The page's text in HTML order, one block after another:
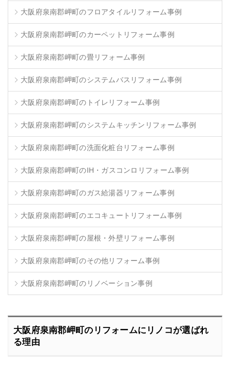
大阪府泉南郡岬町のフロアタイルリフォーム事例
大阪府泉南郡岬町のカーペットリフォーム事例
大阪府泉南郡岬町の畳リフォーム事例
大阪府泉南郡岬町のシステムバスリフォーム事例
大阪府泉南郡岬町のトイレリフォーム事例
大阪府泉南郡岬町のシステムキッチンリフォーム事例
大阪府泉南郡岬町の洗面化粧台リフォーム事例
大阪府泉南郡岬町のIH・ガスコンロリフォーム事例
大阪府泉南郡岬町のガス給湯器リフォーム事例
大阪府泉南郡岬町のエコキュートリフォーム事例
大阪府泉南郡岬町の屋根・外壁リフォーム事例
大阪府泉南郡岬町のその他リフォーム事例
大阪府泉南郡岬町のリノベーション事例
大阪府泉南郡岬町のリフォームにリノコが選ばれ
る理由